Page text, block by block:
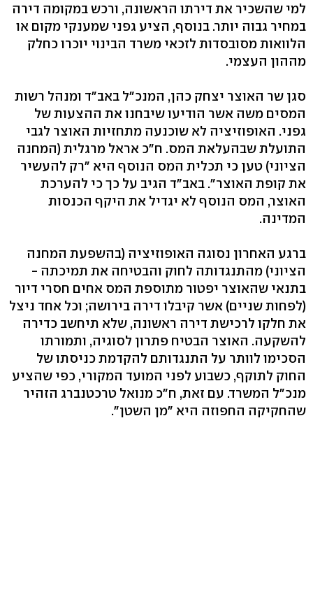
למי שהשכיר את דירתו הראשונה, ורכש במקומה דירה
במחיר גבוה יותר. בנוסף, הציע גפני שמענקי מקום או
הלוואות מסובסדות לזכאי משרד הבינוי יוכרו כחלק
מההון העצמי.
סגן שר האוצר יצחק כהן, המנכ"ל באב"ד ומנהל רשות
המסים משה אשר הודיעו שיבחנו את ההצעות של
גפני. האופוזיציה לא שוכנעה מתחזיות האוצר לגבי
התועלת שבהעלאת המס. ח"כ אראל מרגלית (המחנה
הציוני) טען כי תכלית המס הנוסף היא "רק להעשיר
את קופת האוצר". באב"ד הגיב על כך כי להערכת
האוצר, המס הנוסף לא יגדיל את היקף הכנסות
המדינה.
ברגע האחרון נסוגה האופוזיציה (בהשפעת המחנה
הציוני) מהתנגדותה לחוק והבטיחה את תמיכתה -
בתנאי שהאוצר יפטור מתוספת המס אחים חסרי דיור
(לפחות שניים) אשר קיבלו דירה בירושה; וכל אחד ניצל
את חלקו לרכישת דירה ראשונה, שלא תיחשב כדירה
להשקעה. האוצר הבטיח פתרון לסוגיה, ותמורתו
הסכימו לוותר על התנגדותם להקדמת כניסתו של
החוק לתוקף, כשבוע לפני המועד המקורי, כפי שהציע
מנכ"ל המשרד. עם זאת, ח"כ מנואל טרכטנברג הזהיר
שהחקיקה החפוזה היא "מן השטן".